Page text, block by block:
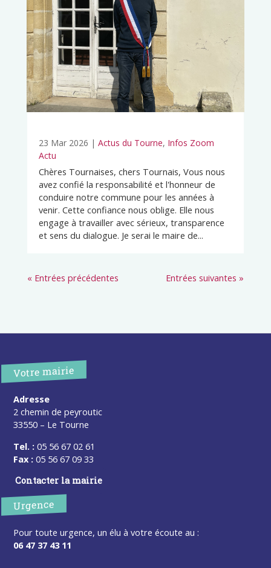
23 Mar 2026 | Actus du Tourne, Infos Zoom
Actu
Chères Tournaises, chers Tournais, Vous nous
avez confié la responsabilité et l'honneur de
conduire notre commune pour les années à
venir. Cette confiance nous oblige. Elle nous
engage à travailler avec sérieux, transparence
et sens du dialogue. Je serai le maire de...
« Entrées précédentes Entrées suivantes »
Votre mairie
Adresse
2 chemin de peyroutic
33550 – Le Tourne
Tel. : 05 56 67 02 61
Fax : 05 56 67 09 33
Contacter la mairie
Urgence
Pour toute urgence, un élu à votre écoute au :
06 47 37 43 11